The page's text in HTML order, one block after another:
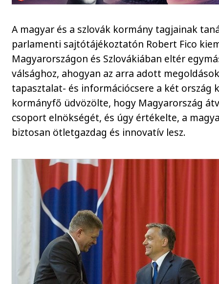
A magyar és a szlovák kormány tagjainak
parlamenti sajtótájékoztatón Robert Fico
Magyarországon és Szlovákiában eltér
válsághoz, ahogyan az arra adott
tapasztalat- és információcsere a két ország
kormányfő üdvözölte, hogy Magyarország
csoport elnökségét, és úgy értékelte, a
biztosan ötletgazdag és innovatív lesz.